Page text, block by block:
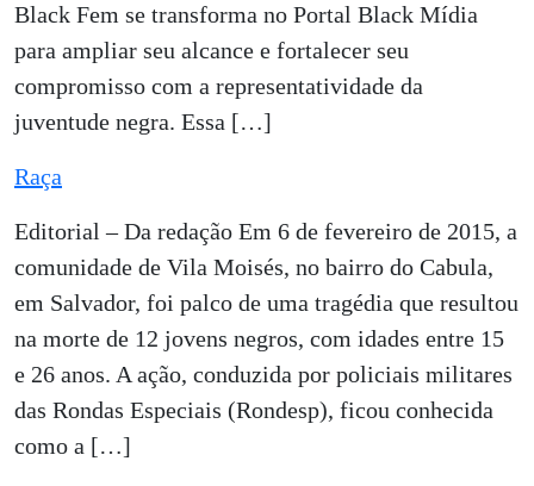
Black Fem se transforma no Portal Black Mídia
para ampliar seu alcance e fortalecer seu
compromisso com a representatividade da
juventude negra. Essa […]
Raça
Editorial – Da redação Em 6 de fevereiro de 2015, a
comunidade de Vila Moisés, no bairro do Cabula,
em Salvador, foi palco de uma tragédia que resultou
na morte de 12 jovens negros, com idades entre 15
e 26 anos. A ação, conduzida por policiais militares
das Rondas Especiais (Rondesp), ficou conhecida
como a […]